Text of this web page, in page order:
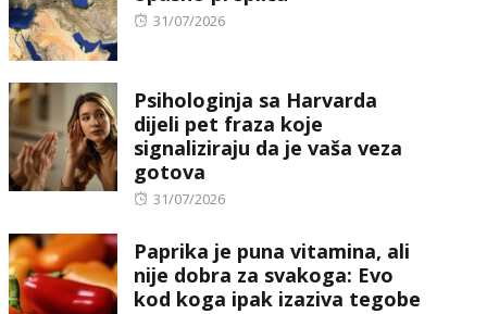
Posted
31/07/2026
Psihologinja sa Harvarda
dijeli pet fraza koje
signaliziraju da je vaša veza
gotova
Posted
31/07/2026
Paprika je puna vitamina, ali
nije dobra za svakoga: Evo
kod koga ipak izaziva tegobe